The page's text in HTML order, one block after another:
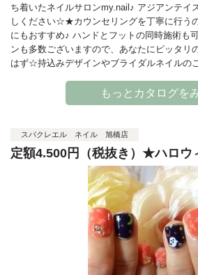
ち着いたネイルサロンmy.nail♪ アジアンテイ
しください☆★カウンセリングを丁寧に行う
にもおすすめ♪ ハンドとフットの同時施術も
ンも多数ございますので、あなたにピッタリ
はず☆持込みデザインやブライダルネイルの
もっとカタログを
スパクレエル ネイル 旭橋店
定額4.500円（税抜き）★ハロ